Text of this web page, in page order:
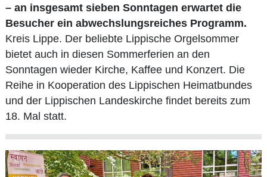
– an insgesamt sieben Sonntagen erwartet die
Besucher ein abwechslungsreiches Programm.
Kreis Lippe. Der beliebte Lippische Orgelsommer
bietet auch in diesen Sommerferien an den
Sonntagen wieder Kirche, Kaffee und Konzert. Die
Reihe in Kooperation des Lippischen Heimatbundes
und der Lippischen Landeskirche findet bereits zum
18. Mal statt.